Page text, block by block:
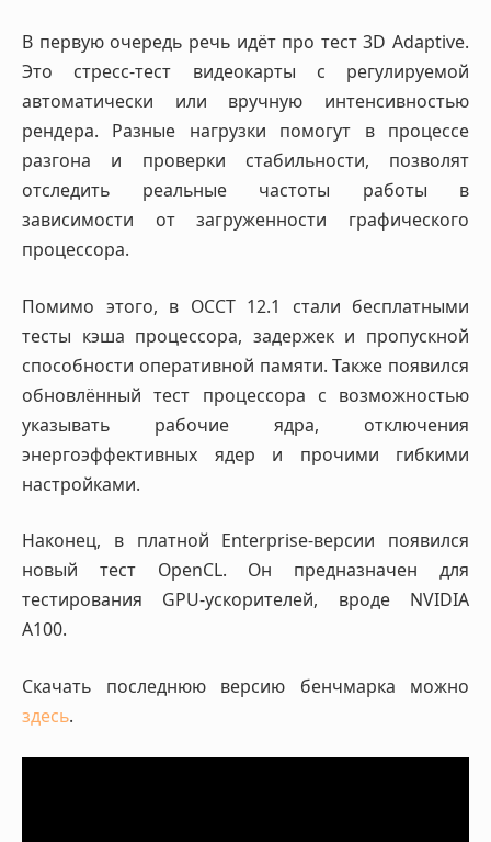
В первую очередь речь идёт про тест 3D Adaptive.
Это стресс-тест видеокарты с регулируемой
автоматически или вручную интенсивностью
рендера. Разные нагрузки помогут в процессе
разгона и проверки стабильности, позволят
отследить реальные частоты работы в
зависимости от загруженности графического
процессора.
Помимо этого, в OCCT 12.1 стали бесплатными
тесты кэша процессора, задержек и пропускной
способности оперативной памяти. Также появился
обновлённый тест процессора с возможностью
указывать рабочие ядра, отключения
энергоэффективных ядер и прочими гибкими
настройками.
Наконец, в платной Enterprise-версии появился
новый тест OpenCL. Он предназначен для
тестирования GPU-ускорителей, вроде NVIDIA
A100.
Скачать последнюю версию бенчмарка можно
здесь.